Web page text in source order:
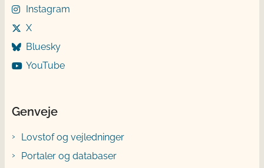
Instagram
X
Bluesky
YouTube
Genveje
Lovstof og vejledninger
Portaler og databaser